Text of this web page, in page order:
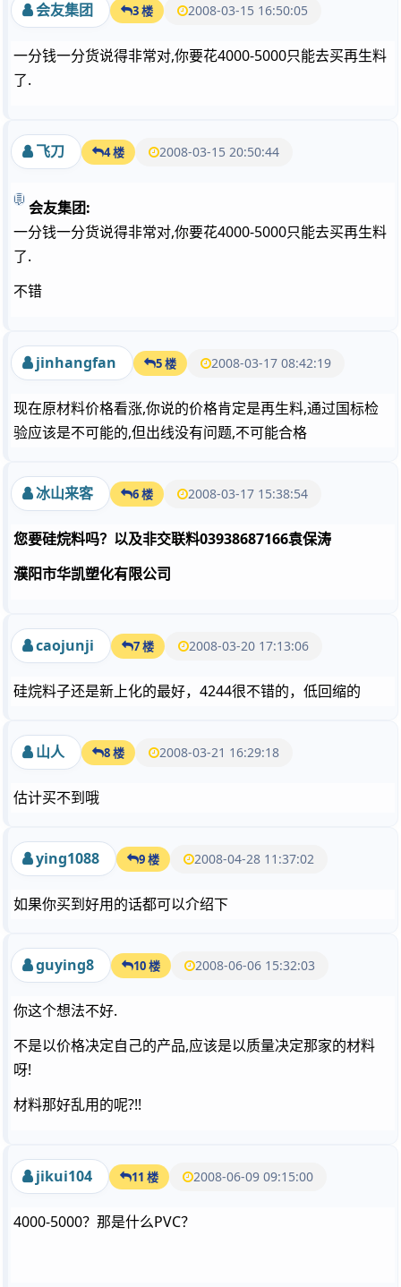
会友集团 3 楼 2008-03-15 16:50:05
一分钱一分货说得非常对,你要花4000-5000只能去买再生料
了.
飞刀 4 楼 2008-03-15 20:50:44
会友集团:
一分钱一分货说得非常对,你要花4000-5000只能去买再生料
了.
不错
jinhangfan 5 楼 2008-03-17 08:42:19
现在原材料价格看涨,你说的价格肯定是再生料,通过国标检
验应该是不可能的,但出线没有问题,不可能合格
冰山来客 6 楼 2008-03-17 15:38:54
您要硅烷料吗？以及非交联料03938687166袁保涛
濮阳市华凯塑化有限公司
caojunji 7 楼 2008-03-20 17:13:06
硅烷料子还是新上化的最好，4244很不错的，低回缩的
山人 8 楼 2008-03-21 16:29:18
估计买不到哦
ying1088 9 楼 2008-04-28 11:37:02
如果你买到好用的话都可以介绍下
guying8 10 楼 2008-06-06 15:32:03
你这个想法不好.
不是以价格决定自己的产品,应该是以质量决定那家的材料
呀!
材料那好乱用的呢?!!
jikui104 11 楼 2008-06-09 09:15:00
4000-5000？那是什么PVC？